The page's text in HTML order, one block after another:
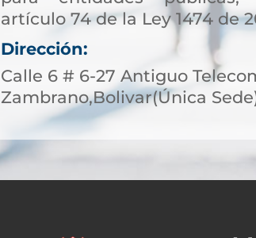
artículo 74 de la Ley 1474 de
Dirección:
Calle 6 # 6-27 Antiguo
Zambrano,Bolivar(Única